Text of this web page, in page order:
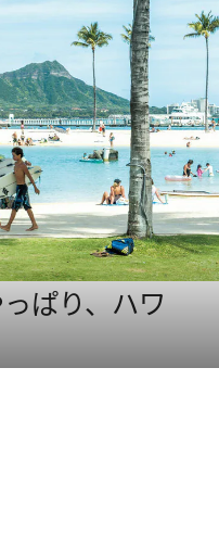
ぱり、ハワ